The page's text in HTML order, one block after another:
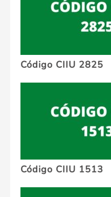
Código CIIU 2825
Código CIIU 1513